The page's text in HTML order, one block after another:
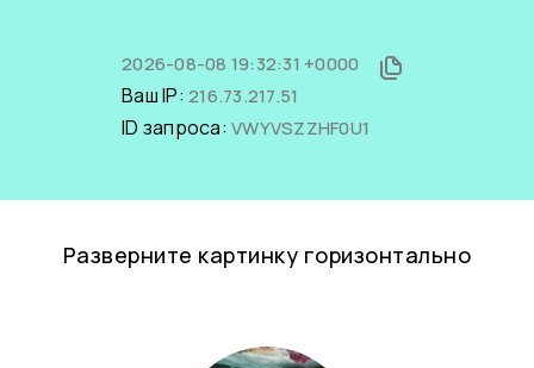
2026-08-08 19:32:31 +0000
Ваш IP: 216.73.217.51
ID запроса: VWYVSZZHF0U1
Разверните картинку горизонтально